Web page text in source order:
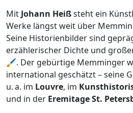
MitJohann Heißsteht ein
Werke längst weit über
Seine Historienbilder sind
erzählerischer Dichte und
🖌️. Der gebürtige Memminger
international geschätzt – seine
u. a. im Louvre, im
und in der Eremitage St.